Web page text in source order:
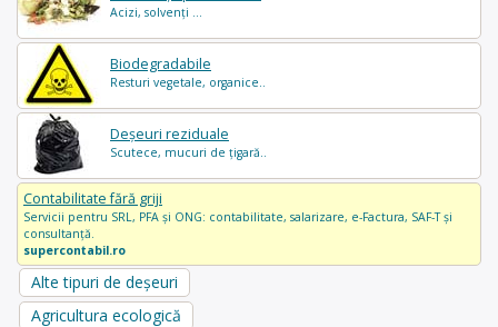
Acizi, solvenți ...
Biodegradabile
Resturi vegetale, organice..
Deșeuri reziduale
Scutece, mucuri de țigară..
Contabilitate fără griji
Servicii pentru SRL, PFA și ONG: contabilitate, salarizare, e-Factura, SAF-T și
consultanță.
supercontabil.ro
Alte tipuri de deșeuri
Agricultura ecologică